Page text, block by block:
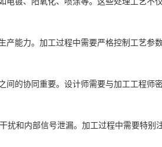
能力。加工过程中需要严格控制工艺参
的协同重要。设计师需要与加工工程师密
扰和内部信号泄漏。加工过程中需要特别